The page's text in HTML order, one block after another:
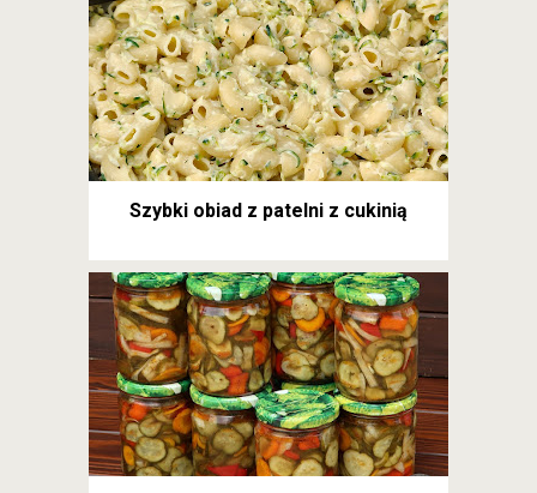
Szybki obiad z patelni z cukinią